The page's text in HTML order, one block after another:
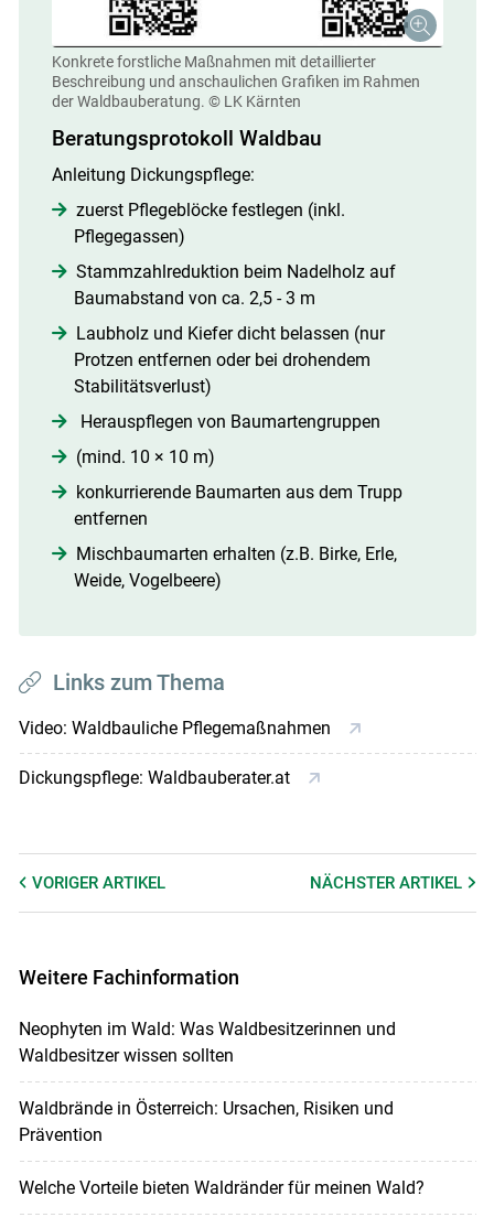
Konkrete forstliche Maßnahmen mit detaillierter
Beschreibung und anschaulichen Grafiken im Rahmen
der Waldbauberatung. © LK Kärnten
Beratungsprotokoll Waldbau
Anleitung Dickungspflege:
zuerst Pflegeblöcke festlegen (inkl.
Pflegegassen)
Stammzahlreduktion beim Nadelholz auf
Baumabstand von ca. 2,5 - 3 m
Laubholz und Kiefer dicht belassen (nur
Protzen entfernen oder bei drohendem
Stabilitätsverlust)
Herauspflegen von Baumartengruppen
(mind. 10 × 10 m)
konkurrierende Baumarten aus dem Trupp
entfernen
Mischbaumarten erhalten (z.B. Birke, Erle,
Weide, Vogelbeere)
Links zum Thema
Video: Waldbauliche Pflegemaßnahmen
Dickungspflege: Waldbauberater.at
VORIGER ARTIKEL NÄCHSTERARTIKEL
Weitere Fachinformation
Neophyten im Wald: Was Waldbesitzerinnen und
Waldbesitzer wissen sollten
Waldbrände in Österreich: Ursachen, Risiken und
Prävention
Welche Vorteile bieten Waldränder für meinen Wald?